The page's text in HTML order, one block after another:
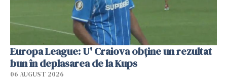
Europa League: U' Craiova obține un rezultat
bun în deplasarea de la Kups
06 AUGUST 2026